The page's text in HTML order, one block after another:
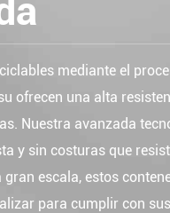
mediante el
ofrecen una alta
Nuestra avanzada
y sin costuras que
escala, estos
para cumplir con